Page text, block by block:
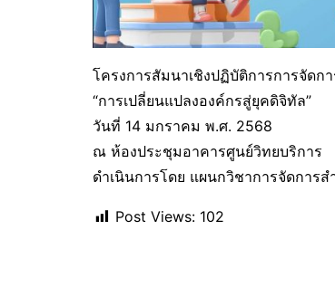
โครงการสัมนาเชิงปฏิบัติการการจัดก
“การเปลี่ยนแปลงองค์กรสู่ยุคดิจิทัล”
วันที่ 14 มกราคม พ.ศ. 2568
ณ ห้องประชุมอาคารศูนย์วิทยบริการ
ดำเนินการโดย แผนกวิชาการจัดการส
Post Views: 102